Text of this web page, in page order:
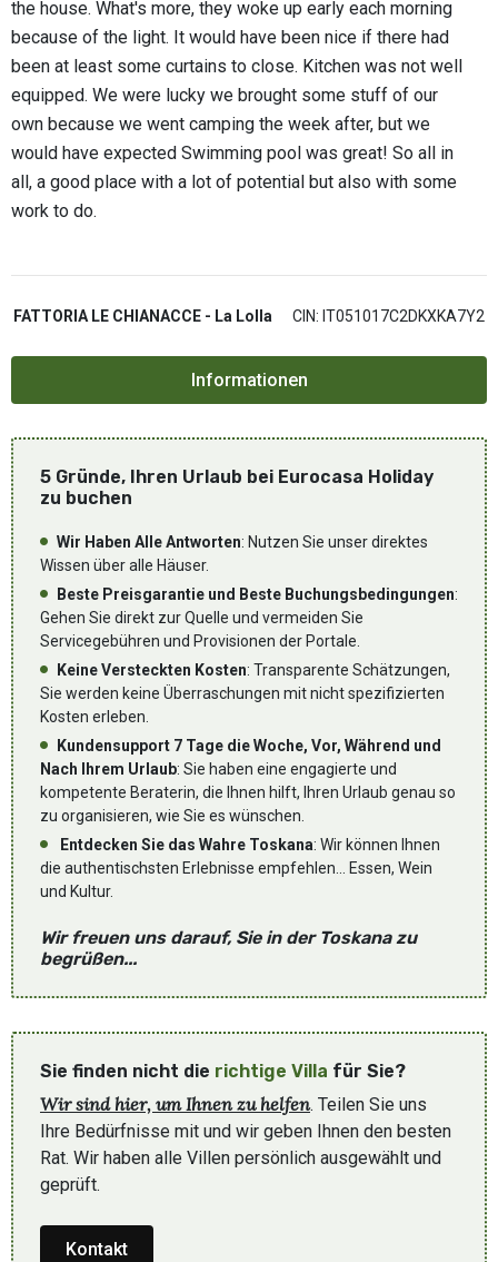
the house. What's more, they woke up early each morning
because of the light. It would have been nice if there had
been at least some curtains to close. Kitchen was not well
equipped. We were lucky we brought some stuff of our
own because we went camping the week after, but we
would have expected Swimming pool was great! So all in
all, a good place with a lot of potential but also with some
work to do.
FATTORIA LE CHIANACCE - La Lolla CIN: IT051017C2DKXKA7Y2
5 Gründe, Ihren Urlaub bei Eurocasa Holiday
zu buchen
Wir Haben Alle Antworten: Nutzen Sie unser direktes
Wissen über alle Häuser.
Beste Preisgarantie und Beste Buchungsbedingungen:
Gehen Sie direkt zur Quelle und vermeiden Sie
Servicegebühren und Provisionen der Portale.
Keine Versteckten Kosten: Transparente Schätzungen,
Sie werden keine Überraschungen mit nicht spezifizierten
Kosten erleben.
Kundensupport 7 Tage die Woche, Vor, Während und
Nach Ihrem Urlaub: Sie haben eine engagierte und
kompetente Beraterin, die Ihnen hilft, Ihren Urlaub genau so
zu organisieren, wie Sie es wünschen.
Entdecken Sie das Wahre Toskana: Wir können Ihnen
die authentischsten Erlebnisse empfehlen... Essen, Wein
und Kultur.
Wir freuen uns darauf, Sie in der Toskana zu
begrüßen...
Sie finden nicht die richtige Villa für Sie?
Wir sind hier, um Ihnen zu helfen. Teilen Sie uns
Ihre Bedürfnisse mit und wir geben Ihnen den besten
Rat. Wir haben alle Villen persönlich ausgewählt und
geprüft.
Kontakt